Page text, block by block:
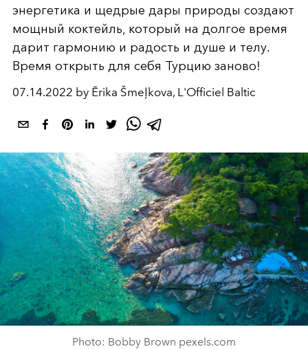
энергетика и щедрые дары природы создают
мощный коктейль, который на долгое время
дарит гармонию и радость и душе и телу.
Время открыть для себя Турцию заново!
07.14.2022 by Ērika Šmeļkova, L'Officiel Baltic
Photo: Bobby Brown pexels.com